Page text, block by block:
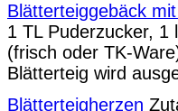
Blätterteiggebäck
1 TL Puderzucker, 1
(frisch oder TK-
Blätterteig wird
Blätterteigherzen